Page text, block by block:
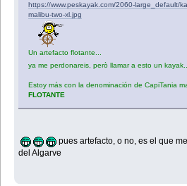
https://www.peskayak.com/2060-large_default/
malibu-two-xl.jpg
Un artefacto flotante...
ya me perdonareis, però llamar a esto un
Estoy más con la denominación de CapiTania
FLOTANTE
pues artefacto, o no, es el que
del Algarve